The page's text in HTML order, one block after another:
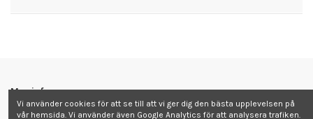
Mer info
Vi använder cookies för att se till att vi ger dig den bästa upplevelsen på
vår hemsida. Vi använder även Google Analytics för att analysera trafiken.